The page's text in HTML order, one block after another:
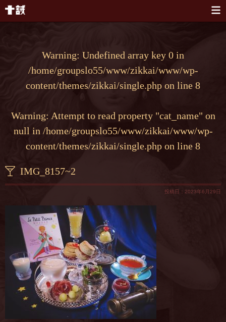
Warning: Undefined array key 0 in
/home/groupslo55/www/zikkai/www/wp-
content/themes/zikkai/single.php on line 8
Warning: Attempt to read property "cat_name" on
null in /home/groupslo55/www/zikkai/www/wp-
content/themes/zikkai/single.php on line 8
IMG_8157~2
投稿日：2023年6月29日